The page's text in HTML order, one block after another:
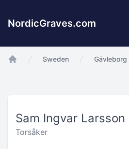
NordicGraves.com
Sweden Gävleborg
Sam Ingvar Larsson
Torsåker